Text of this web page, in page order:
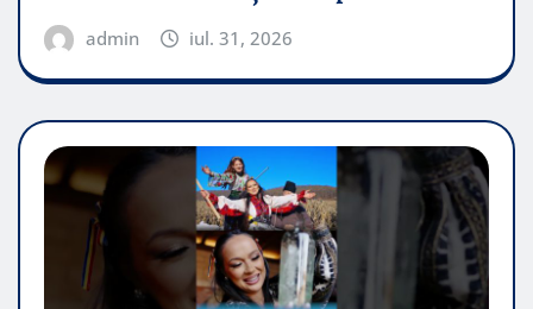
admin iul. 31, 2026